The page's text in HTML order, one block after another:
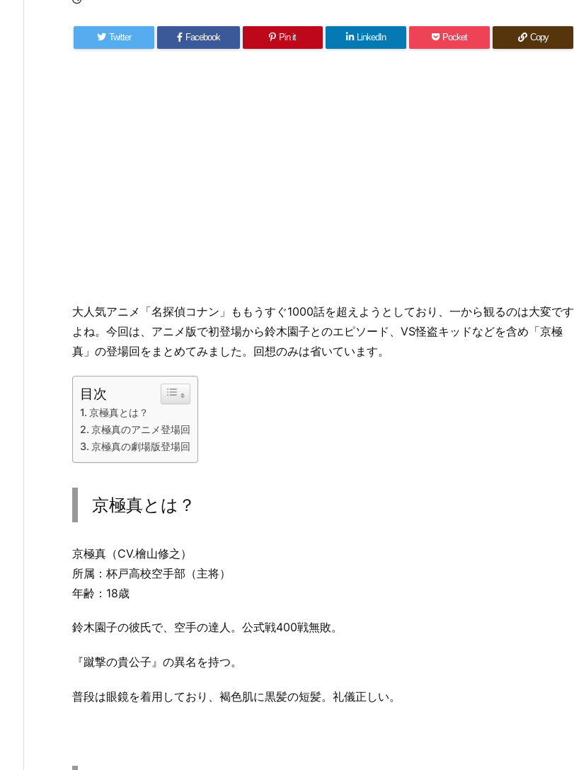
Twitter Facebook Pin it LinkedIn Pocket Copy
大人気アニメ「名探偵コナン」ももうすぐ1000話を超えようとしており、一から観るのは大変です
よね。今回は、アニメ版で初登場から鈴木園子とのエピソード、VS怪盗キッドなどを含め「京極
真」の登場回をまとめてみました。回想のみは省いています。
目次
京極真とは？
京極真のアニメ登場回
京極真の劇場版登場回
京極真とは？
京極真（CV.檜山修之）
所属：杯戸高校空手部（主将）
年齢：18歳
鈴木園子の彼氏で、空手の達人。公式戦400戦無敗。
『蹴撃の貴公子』の異名を持つ。
普段は眼鏡を着用しており、褐色肌に黒髪の短髪。礼儀正しい。